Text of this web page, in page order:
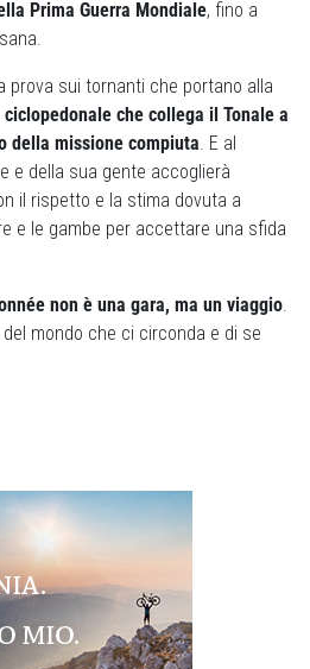
Prima Guerra Mondiale, fino a
prova sui tornanti che portano alla
ciclopedonale che collega il Tonale a
della missione compiuta. E al
e della sua gente accoglierà
il rispetto e la stima dovuta a
e le gambe per accettare una sfida
non è una gara, ma un viaggio.
mondo che ci circonda e di se